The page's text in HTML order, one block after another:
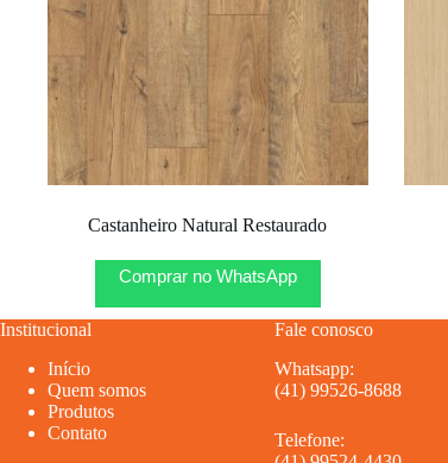
Castanheiro Natural Restaurado
Comprar no WhatsApp
Institucional
Início
Quem somos
Produtos
Contato
Fale conosco
Whatsapp:
(41) 99526-8688
Telefone: